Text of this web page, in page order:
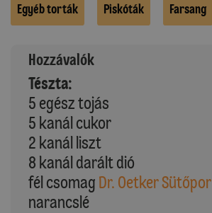
Egyéb torták Piskóták Farsang
Hozzávalók
Tészta:
5 egész tojás
5 kanál cukor
2 kanál liszt
8 kanál darált dió
fél csomag Dr. Oetker Sütőpor
narancslé